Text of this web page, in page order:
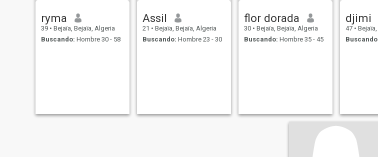
ryma
39 • Bejaïa, Bejaïa, Algeria
Buscando: Hombre 30 - 58
Assil
21 • Bejaïa, Bejaïa, Algeria
Buscando: Hombre 23 - 30
flor dorada
30 • Bejaïa, Bejaïa, Algeria
Buscando: Hombre 35 - 45
djimi
47 •